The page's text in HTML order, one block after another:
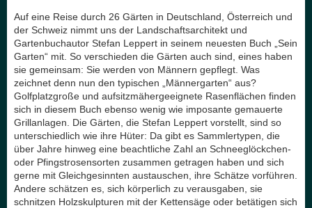
Auf eine Reise durch 26 Gärten in Deutschland, Österreich und
der Schweiz nimmt uns der Landschaftsarchitekt und
Gartenbuchautor Stefan Leppert in seinem neuesten Buch „Sein
Garten“ mit. So verschieden die Gärten auch sind, eines haben
sie gemeinsam: Sie werden von Männern gepflegt. Was
zeichnet denn nun den typischen „Männergarten“ aus?
Golfplatzgroße und aufsitzmähergeeignete Rasenflächen finden
sich in diesem Buch ebenso wenig wie imposante gemauerte
Grillanlagen. Die Gärten, die Stefan Leppert vorstellt, sind so
unterschiedlich wie ihre Hüter: Da gibt es Sammlertypen, die
über Jahre hinweg eine beachtliche Zahl an Schneeglöckchen-
oder Pfingstrosensorten zusammen getragen haben und sich
gerne mit Gleichgesinnten austauschen, ihre Schätze vorführen.
Andere schätzen es, sich körperlich zu verausgaben, sie
schnitzen Holzskulpturen mit der Kettensäge oder betätigen sich